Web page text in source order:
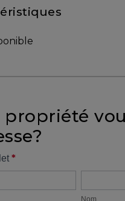
propriété
*
Nom